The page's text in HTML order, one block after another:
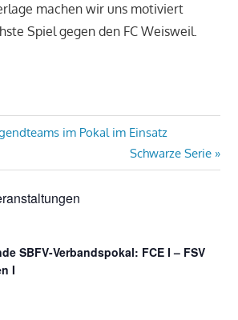
machen wir uns motiviert
Spiel gegen den FC Weisweil.
im Pokal im Einsatz
Nächster
Beitrag:
Schwarze Serie
SBFV-Verbandspokal: FCE I – FSV
I